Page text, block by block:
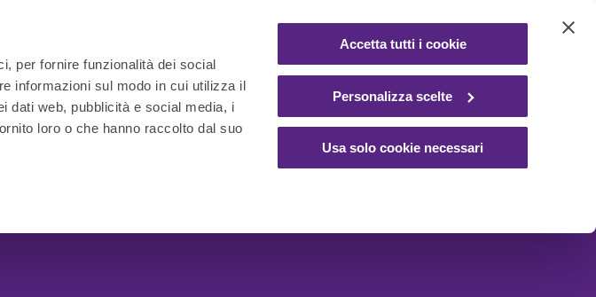
per fornire funzionalità dei social
informazioni sul modo in cui utilizza il
dati web, pubblicità e social media, i
loro o che hanno raccolto dal suo
Accetta tutti i cookie
Personalizza scelte
Usa solo cookie necessari